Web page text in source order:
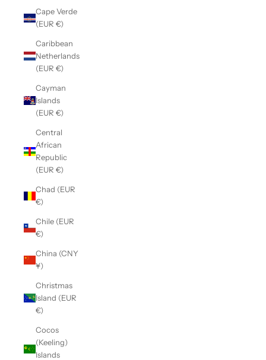
Cape Verde
(EUR €)
Caribbean
Netherlands
(EUR €)
Cayman
Islands
(EUR €)
Central
African
Republic
(EUR €)
Chad (EUR
€)
Chile (EUR
€)
China (CNY
¥)
Christmas
Island (EUR
€)
Cocos
(Keeling)
Islands